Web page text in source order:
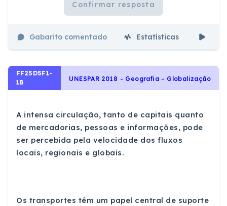
Confirmar resposta
Gabarito comentado Estatísticas
FF25D5F1-
1B
UNESPAR 2018 - Geografia - Globalização
A intensa circulação, tanto de capitais quanto
de mercadorias, pessoas e informações, pode
ser percebida pela velocidade dos fluxos
locais, regionais e globais.
Os transportes têm um papel central de suporte